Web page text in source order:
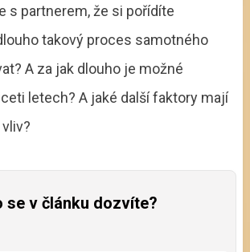
s partnerem, že si pořídíte
takový proces samotného
A za jak dlouho je možné
letech? A jaké další faktory mají
se v článku dozvíte?